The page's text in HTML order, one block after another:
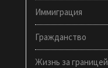
Иммиграция
Гражданство
Жизнь за границей